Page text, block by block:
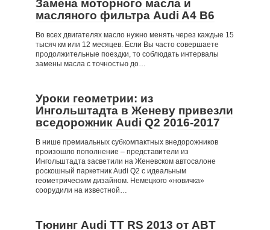
Замена моторного масла и
масляного фильтра Audi A4 B6
Во всех двигателях масло нужно менять через каждые 15
тысяч км или 12 месяцев. Если Вы часто совершаете
продолжительные поездки, то соблюдать интервалы
замены масла с точностью до…
Уроки геометрии: из
Ингольштадта в Женеву привезли
вседорожник Audi Q2 2016-2017
В нише премиальных субкомпактных внедорожников
произошло пополнение – представители из
Ингольштадта засветили на Женевском автосалоне
роскошный паркетник Audi Q2 с идеальным
геометрическим дизайном. Немецкого «новичка»
соорудили на известной…
Тюнинг Audi TT RS 2013 от ABT